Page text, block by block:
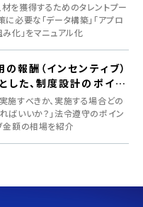
を獲得するためのタレントプー
必要な「データ構築」「アプロ
み化」をマニュアル化
報酬（インセンティブ）
した、制度設計のポイン
施すべきか、実施する場合どの
ばいいか？」法令遵守のポイン
金額の相場を紹介